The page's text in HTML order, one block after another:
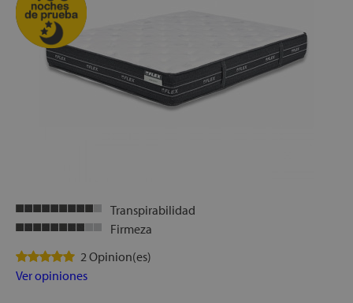
Transpirabilidad
Firmeza
2 Opinion(es)
Ver opiniones